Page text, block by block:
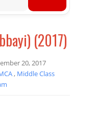
(2017)
20, 2017
, Middle Class